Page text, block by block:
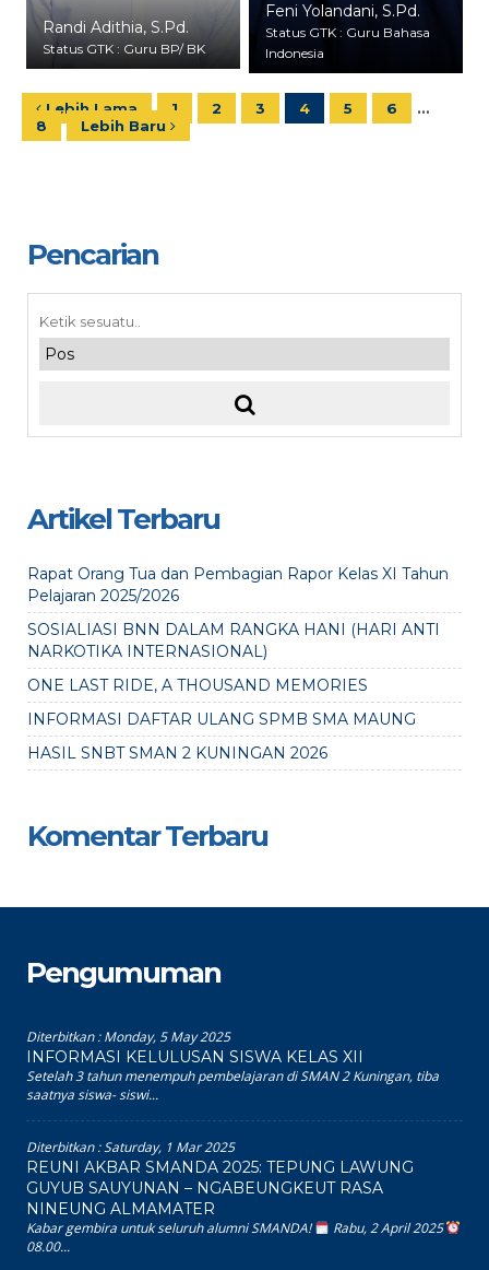
Randi Adithia, S.Pd.
Status GTK : Guru BP/ BK
Feni Yolandani, S.Pd.
Status GTK : Guru Bahasa
Indonesia
Lebih Lama 1 2 3 4 5 6
…
8
Lebih Baru
Pencarian
Artikel Terbaru
Rapat Orang Tua dan Pembagian Rapor Kelas XI Tahun
Pelajaran 2025/2026
SOSIALIASI BNN DALAM RANGKA HANI (HARI ANTI
NARKOTIKA INTERNASIONAL)
ONE LAST RIDE, A THOUSAND MEMORIES
INFORMASI DAFTAR ULANG SPMB SMA MAUNG
HASIL SNBT SMAN 2 KUNINGAN 2026
Komentar Terbaru
Pengumuman
Diterbitkan :Monday, 5 May 2025
INFORMASI KELULUSAN SISWA KELAS XII
Setelah 3 tahun menempuh pembelajaran di SMAN 2 Kuningan, tiba
saatnya siswa- siswi...
Diterbitkan :Saturday, 1 Mar 2025
REUNI AKBAR SMANDA 2025: TEPUNG LAWUNG
GUYUB SAUYUNAN – NGABEUNGKEUT RASA
NINEUNG ALMAMATER
Kabar gembira untuk seluruh alumni SMANDA!
Rabu, 2 April 2025
08.00...